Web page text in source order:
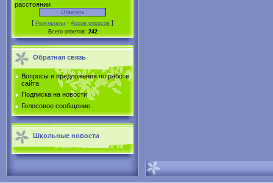
расстоянии
[ Результаты · Архив опросов ]
Всего ответов: 242
Обратная связь
Вопросы и предложения по работе
сайта
Подписка на новости
Голосовое сообщение
Школьные новости